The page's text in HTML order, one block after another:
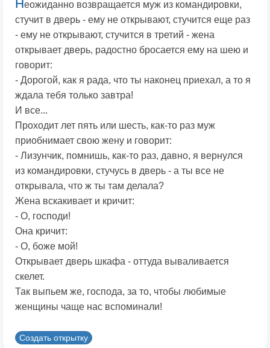
Неожиданно возвращается муж из командировки,
стучит в дверь - ему не открывают, стучится еще раз
- ему не открывают, стучится в третий - жена
открывает дверь, радостно бросается ему на шею и
говорит:
- Дорогой, как я рада, что ты наконец приехал, а то я
ждала тебя только завтра!
И все...
Проходит лет пять или шесть, как-то раз муж
приобнимает свою жену и говорит:
- Лизунчик, помнишь, как-то раз, давно, я вернулся
из командировки, стучусь в дверь - а ты все не
открывала, что ж ты там делала?
Жена вскакивает и кричит:
- О, господи!
Она кричит:
- О, боже мой!
Открывает дверь шкафа - оттуда вываливается
скелет.
Так выпьем же, господа, за то, чтобы любимые
женщины чаще нас вспоминали!
Создать открытку